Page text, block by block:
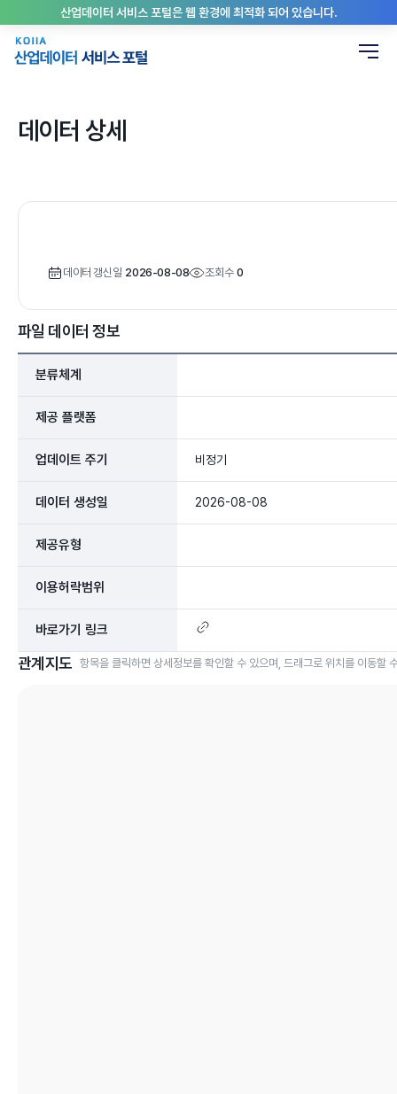
산업데이터 서비스 포털은 웹 환경에 최적화 되어 있습니다.
데이터 상세
데이터 갱신일 2026-08-08 조회수 0
파일 데이터 정보
분류체계
제공 플랫폼
업데이트 주기 비정기
데이터 생성일 2026-08-08
제공유형
이용허락범위
바로가기 링크
관계지도 항목을 클릭하면 상세정보를 확인할 수 있으며, 드래그로 위치를 이동할